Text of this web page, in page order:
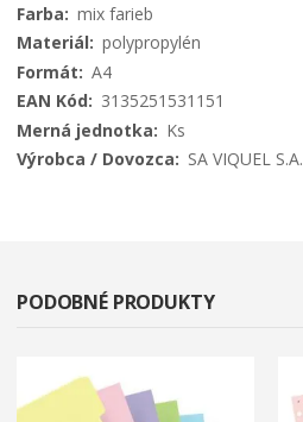
mix farieb
polypropylén
A4
3135251531151
Ks
SA VIQUEL S.A.
PODOBNÉ PRODUKTY